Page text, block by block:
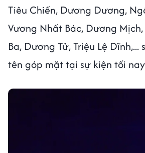
Tiêu Chiến, Dương Dương,
Vương Nhất Bác, Dương
Ba, Dương Tử, Triệu Lệ
tên góp mặt tại sự kiện tối